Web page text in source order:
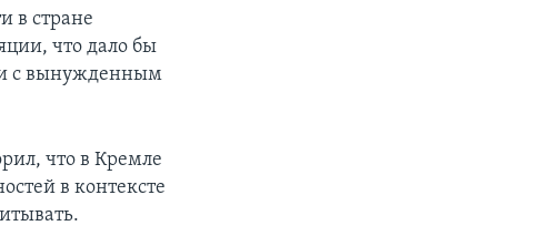
в стране
что дало бы
с вынужденным
что в Кремле
в контексте